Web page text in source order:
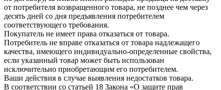
от потребителя возвращенного товара, не позднее чем через
десять дней со дня предъявления потребителем
соответствующего требования.
Покупатель не имеет права отказаться от товара.
Потребитель не вправе отказаться от товара надлежащего
качества, имеющего индивидуально-определенные свойства,
если указанный товар может быть использован
исключительно приобретающим его потребителем.
Ваши действия в случае выявления недостатков товара.
В соответствии со статьей 18 Закона «О защите прав